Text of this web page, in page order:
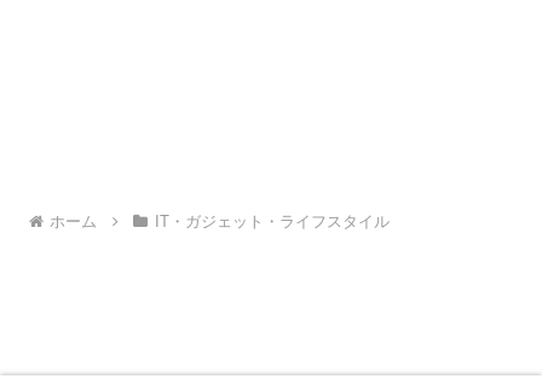
ホーム IT・ガジェット・ライフスタイル